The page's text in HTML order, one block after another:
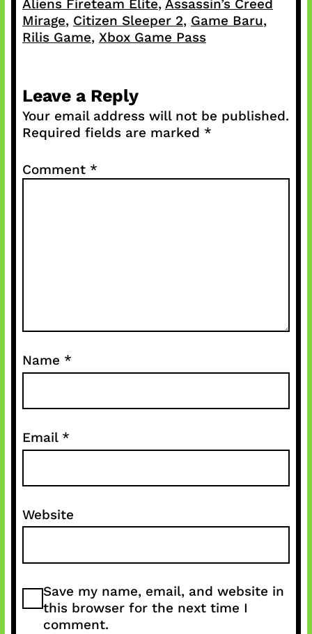
Aliens Fireteam Elite, Assassin’s Creed
Mirage, Citizen Sleeper 2, Game Baru ,
Rilis Game, Xbox Game Pass
Leave a Reply
Your email address will not be published.
Required fields are marked *
Comment *
Name *
Email *
Website
Save my name, email, and website in
this browser for the next time I
comment.